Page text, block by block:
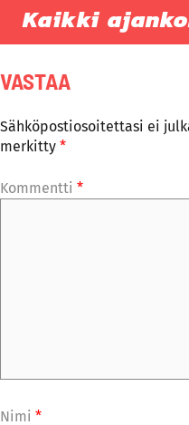
Kaikki
VASTAA
Sähköpostiosoitettasi ei
merkitty *
Kommentti *
Nimi *